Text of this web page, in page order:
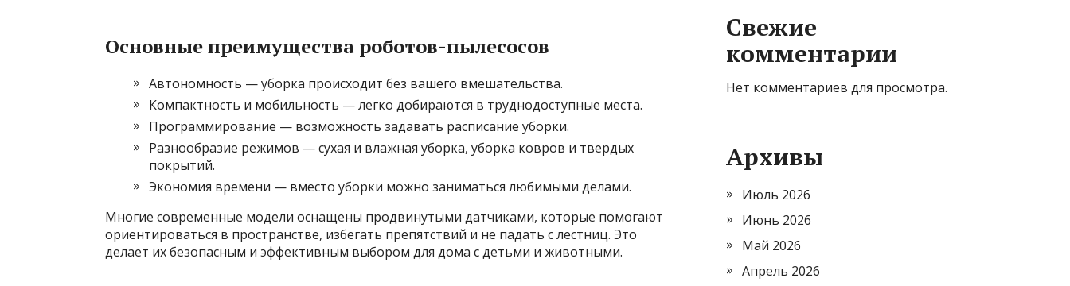
Основные преимущества роботов-пылесосов
Автономность — уборка происходит без вашего вмешательства.
Компактность и мобильность — легко добираются в труднодоступные места.
Программирование — возможность задавать расписание уборки.
Разнообразие режимов — сухая и влажная уборка, уборка ковров и твердых
покрытий.
Экономия времени — вместо уборки можно заниматься любимыми делами.
Многие современные модели оснащены продвинутыми датчиками, которые помогают
ориентироваться в пространстве, избегать препятствий и не падать с лестниц. Это
делает их безопасным и эффективным выбором для дома с детьми и животными.
Свежие
комментарии
Нет комментариев для просмотра.
Архивы
Июль 2026
Июнь 2026
Май 2026
Апрель 2026